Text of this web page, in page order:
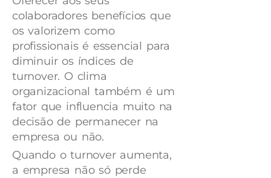
colaboradores benefícios que
os valorizem como
profissionais é essencial para
diminuir os índices de
turnover. O clima
organizacional também é um
fator que influencia muito na
decisão de permanecer na
empresa ou não.
Quando o turnover aumenta,
a empresa não só perde